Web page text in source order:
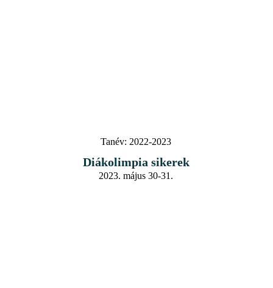
Tanév: 2022-2023
Diákolimpia sikerek
2023. május 30-31.